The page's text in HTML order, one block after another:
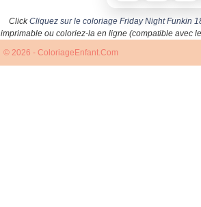
ClickCliquez sur le coloriage Friday Night Funkin
imprimable ou coloriez-la en ligne (compatible avec
© 2026 - ColoriageEnfant.Com